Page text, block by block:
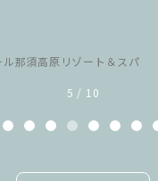
那須高原リゾート＆スパ
5 / 10